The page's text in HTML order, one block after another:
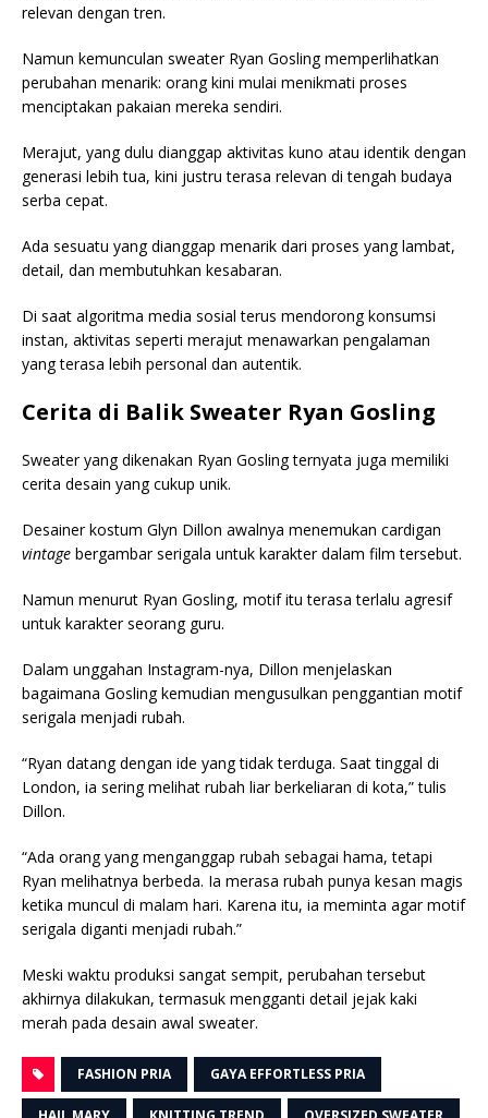
relevan dengan tren.
Namun kemunculan sweater Ryan Gosling memperlihatkan
perubahan menarik: orang kini mulai menikmati proses
menciptakan pakaian mereka sendiri.
Merajut, yang dulu dianggap aktivitas kuno atau identik dengan
generasi lebih tua, kini justru terasa relevan di tengah budaya
serba cepat.
Ada sesuatu yang dianggap menarik dari proses yang lambat,
detail, dan membutuhkan kesabaran.
Di saat algoritma media sosial terus mendorong konsumsi
instan, aktivitas seperti merajut menawarkan pengalaman
yang terasa lebih personal dan autentik.
Cerita di Balik Sweater Ryan Gosling
Sweater yang dikenakan Ryan Gosling ternyata juga memiliki
cerita desain yang cukup unik.
Desainer kostum Glyn Dillon awalnya menemukan cardigan
vintage bergambar serigala untuk karakter dalam film tersebut.
Namun menurut Ryan Gosling, motif itu terasa terlalu agresif
untuk karakter seorang guru.
Dalam unggahan Instagram-nya, Dillon menjelaskan
bagaimana Gosling kemudian mengusulkan penggantian motif
serigala menjadi rubah.
“Ryan datang dengan ide yang tidak terduga. Saat tinggal di
London, ia sering melihat rubah liar berkeliaran di kota,” tulis
Dillon.
“Ada orang yang menganggap rubah sebagai hama, tetapi
Ryan melihatnya berbeda. Ia merasa rubah punya kesan magis
ketika muncul di malam hari. Karena itu, ia meminta agar motif
serigala diganti menjadi rubah.”
Meski waktu produksi sangat sempit, perubahan tersebut
akhirnya dilakukan, termasuk mengganti detail jejak kaki
merah pada desain awal sweater.
FASHION PRIA GAYA EFFORTLESS PRIA